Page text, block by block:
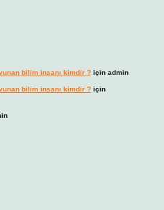
bilim insanı kimdir ?için admin
bilim insanı kimdir ?için